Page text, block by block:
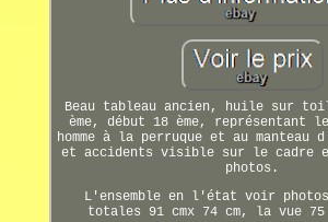
Beau tableau ancien, huile sur
ème, début 18 ème, représentant
homme à la perruque et au manteau
et accidents visible sur le
photos.
L'ensemble en l'état voir
totales 91 cmx 74 cm, la vue 75